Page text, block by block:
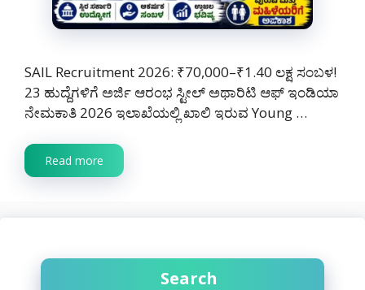
SAIL Recruitment 2026: ₹70,000–₹1.40 ಲಕ್ಷ ಸಂಬಳ!
23 ಹುದ್ದೆಗಳಿಗೆ ಅರ್ಜಿ ಆರಂಭ ಸ್ಟೀಲ್ ಅಥಾರಿಟಿ ಆಫ್ ಇಂಡಿಯಾ
ನೇಮಕಾತಿ 2026 ಇಲಾಖೆಯಲ್ಲಿ ಖಾಲಿ ಇರುವ Young …
Read more
Search